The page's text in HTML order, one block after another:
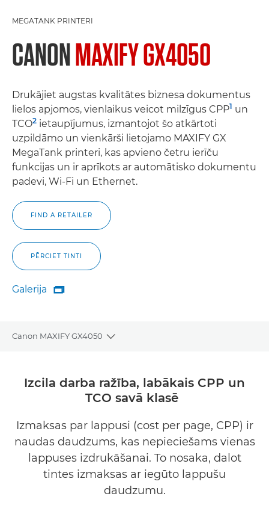
MEGATANK PRINTERI
CANONMAXIFY GX4050
Drukājiet augstas kvalitātes biznesa dokumentus
lielos apjomos, vienlaikus veicot milzīgus CPP1 un
TCO2 ietaupījumus, izmantojot šo atkārtoti
uzpildāmo un vienkārši lietojamo MAXIFY GX
MegaTank printeri, kas apvieno četru ierīču
funkcijas un ir aprīkots ar automātisko dokumentu
padevi, Wi-Fi un Ethernet.
FIND A RETAILER
PĒRCIET TINTI
Galerija
Galerija

Canon MAXIFY GX4050
Toggle breadcrumbs
Atbalsts
PĒRCIET TINTI
Izcila darba ražība, labākais CPP un
TCO savā klasē
Izmaksas par lappusi (cost per page, CPP) ir
naudas daudzums, kas nepieciešams vienas
lappuses izdrukāšanai. To nosaka, dalot
tintes izmaksas ar iegūto lappušu
daudzumu.